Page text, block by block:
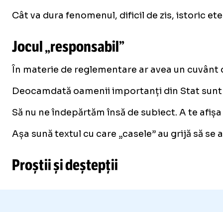
Cât va dura fenomenul, dificil de zis, istoric
Jocul „responsabil”
În materie de reglementare ar avea un
Deocamdată oamenii importanți din Stat
Să nu ne îndepărtăm însă de subiect. A te
Așa sună textul cu care „casele” au grijă să
Proștii și deștepții